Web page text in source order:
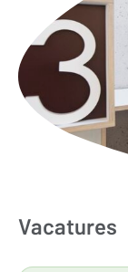
Vacatures